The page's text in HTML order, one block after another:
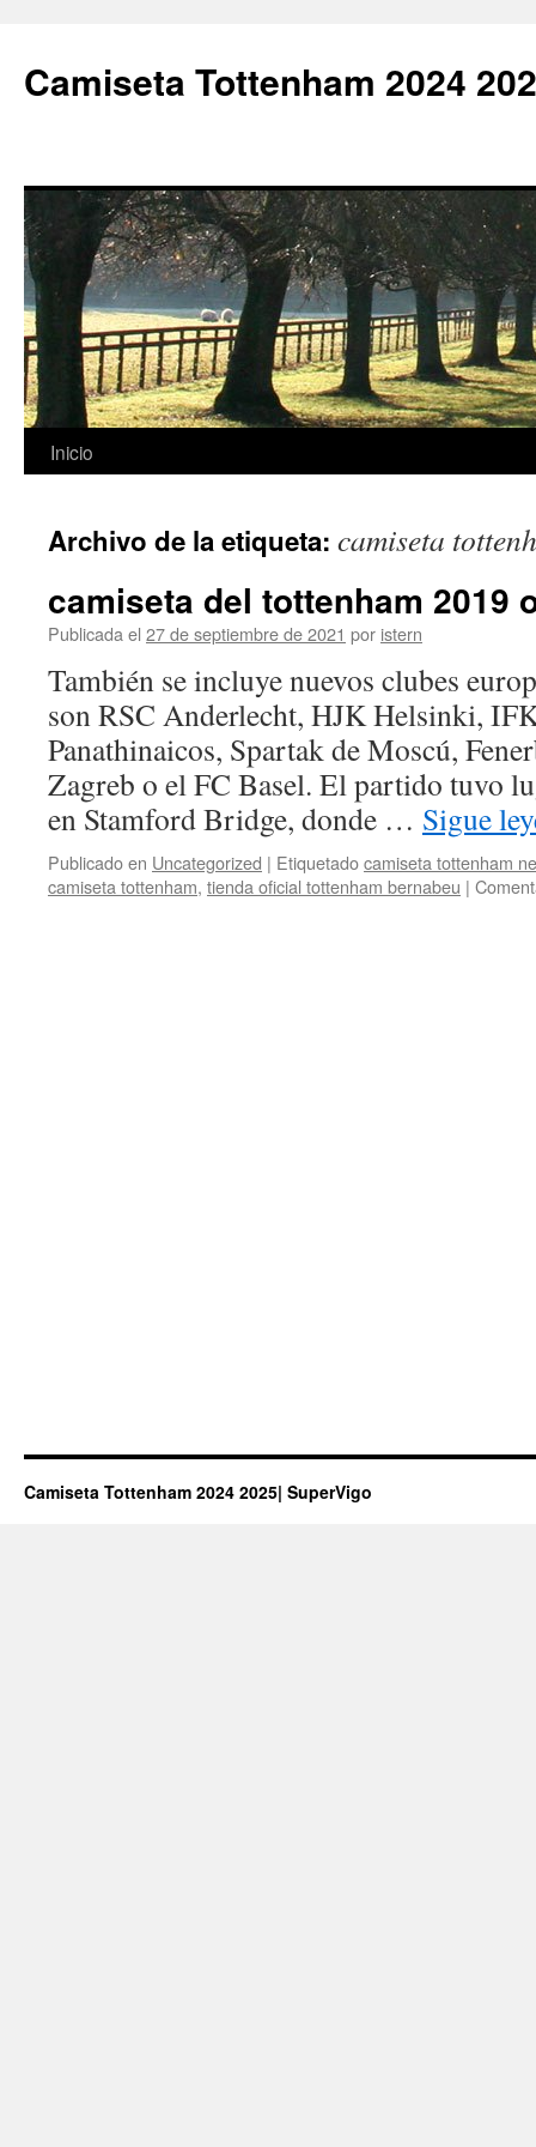
Camiseta Tottenham 2024
Saltar
contenido
Inicio
Archivo de la etiqueta: camiseta
camiseta del tottenham 2019
Publicada el 27 de septiembre de 2021 por istern
También se incluye nuevos clubes
son RSC Anderlecht, HJK Helsinki,
Panathinaicos, Spartak de Moscú,
Zagreb o el FC Basel. El partido tuvo
en Stamford Bridge, donde … Sigue
Publicado en Uncategorized | Etiquetadocamiseta tottenham
camiseta tottenham, tienda oficial tottenham bernabeu |
Camiseta Tottenham 2024 2025| SuperVigo